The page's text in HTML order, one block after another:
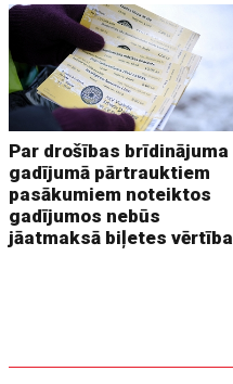
Par drošības brīdinājuma
gadījumā pārtrauktiem
pasākumiem noteiktos
gadījumos nebūs
jāatmaksā biļetes vērtība